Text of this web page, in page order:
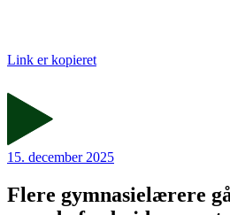
Link er kopieret
15. december 2025
Flere gymnasielærere